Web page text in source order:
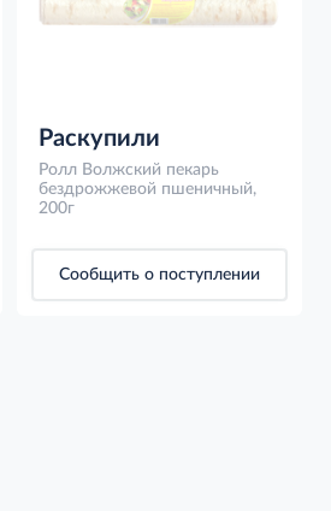
Раскупили
Ролл Волжский пекарь
бездрожжевой пшеничный,
200г
Сообщить о поступлении